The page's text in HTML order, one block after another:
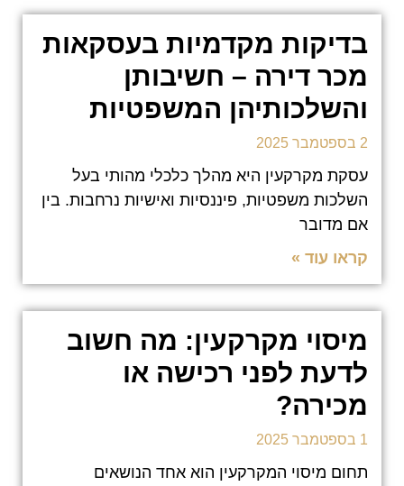
בדיקות מקדמיות בעסקאות
מכר דירה – חשיבותן
והשלכותיהן המשפטיות
2 בספטמבר 2025
עסקת מקרקעין היא מהלך כלכלי מהותי בעל
השלכות משפטיות, פיננסיות ואישיות נרחבות. בין
אם מדובר
קראו עוד »
מיסוי מקרקעין: מה חשוב
לדעת לפני רכישה או
מכירה?
1 בספטמבר 2025
תחום מיסוי המקרקעין הוא אחד הנושאים